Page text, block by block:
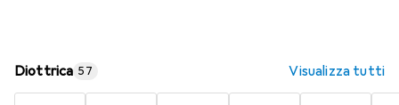
Diottrica 57 Visualizza tutti